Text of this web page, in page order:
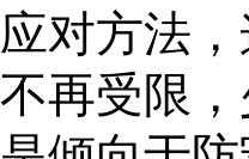
对方法
再受限